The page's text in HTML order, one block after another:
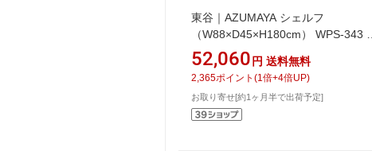
東谷｜AZUMAYA シェルフ
（W88×D45×H180cm） WPS-343 ブ
ラウン
52,060 円 送料無料
2,365ポイント (1 倍+4倍UP)
お取り寄せ[約1ヶ月半で出荷予定]